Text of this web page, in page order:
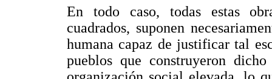
En todo caso, todas estas
cuadrados, suponen
humana capaz de justificar tal
pueblos que construyeron